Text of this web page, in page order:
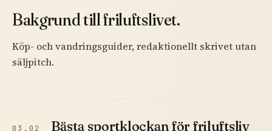
Bakgrund till friluftslivet.
Köp- och vandringsguider, redaktionellt skrivet utan
säljpitch.
03.02
Bästa sportklockan för friluftsliv